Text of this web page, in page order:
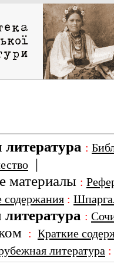
:
|
материалы :
содержания :
:
: Краткие
литература